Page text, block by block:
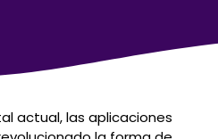
actual, las aplicaciones